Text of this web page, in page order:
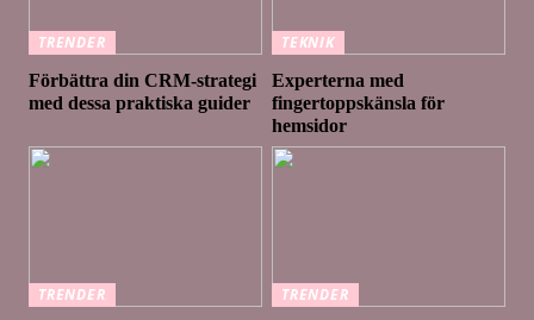
TRENDER
Förbättra din CRM-strategi
med dessa praktiska guider
TEKNIK
Experterna med
fingertoppskänsla för
hemsidor
TRENDER
TRENDER